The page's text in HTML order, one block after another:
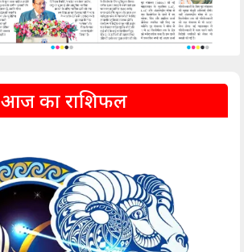
आज का राशिफल